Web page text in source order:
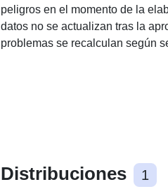
peligros en el momento de la
datos no se actualizan tras la
problemas se recalculan según
Distribuciones 1